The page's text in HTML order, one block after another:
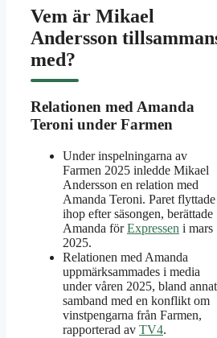
Vem är Mikael
Andersson
med?
Relationen med Amanda
Teroni under Farmen
Under inspelningarna av
Farmen 2025 inledde Mikael
Andersson en relation med
Amanda Teroni. Paret flyttade
ihop efter säsongen, berättade
Amanda förExpressen i mars
2025.
Relationen med Amanda
uppmärksammades i media
under våren 2025, bland
samband med en konflikt om
vinstpengarna från Farmen,
rapporterad av TV4.